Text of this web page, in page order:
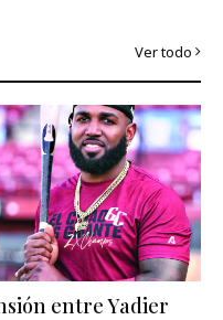
Ver todo
entre Yadier